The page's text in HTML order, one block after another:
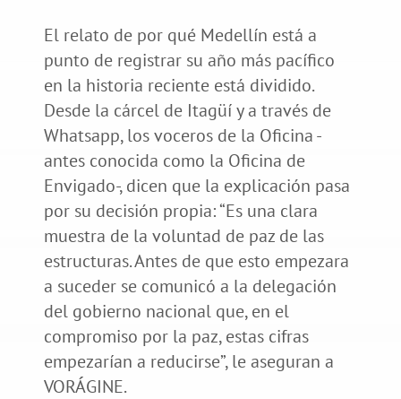
El relato de por qué Medellín está a
punto de registrar su año más pacífico
en la historia reciente está dividido.
Desde la cárcel de Itagüí y a través de
Whatsapp, los voceros de la Oficina -
antes conocida como la Oficina de
Envigado-, dicen que la explicación pasa
por su decisión propia: “Es una clara
muestra de la voluntad de paz de las
estructuras. Antes de que esto empezara
a suceder se comunicó a la delegación
del gobierno nacional que, en el
compromiso por la paz, estas cifras
empezarían a reducirse”, le aseguran a
VORÁGINE.